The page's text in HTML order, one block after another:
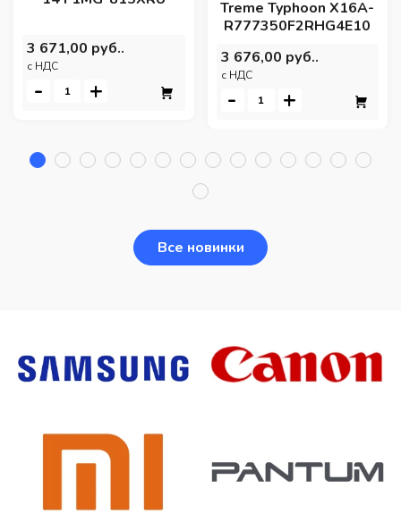
3 671,00 руб..
c НДС
- +
Treme Typhoon X16A-
R777350F2RHG4E10
3 676,00 руб..
c НДС
- +
Все новинки